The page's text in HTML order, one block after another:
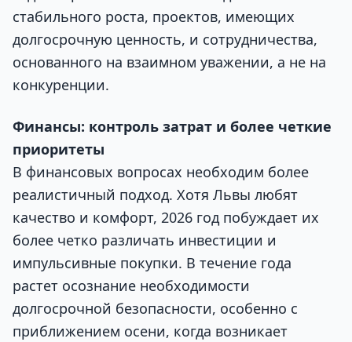
стабильного роста, проектов, имеющих
долгосрочную ценность, и сотрудничества,
основанного на взаимном уважении, а не на
конкуренции.
Финансы: контроль затрат и более четкие
приоритеты
В финансовых вопросах необходим более
реалистичный подход. Хотя Львы любят
качество и комфорт, 2026 год побуждает их
более четко различать инвестиции и
импульсивные покупки. В течение года
растет осознание необходимости
долгосрочной безопасности, особенно с
приближением осени, когда возникает